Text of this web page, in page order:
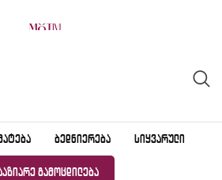
ᲑᲔᲓᲜᲘᲔᲠᲔᲑᲐ ᲡᲘᲧᲕᲐᲠᲣᲚᲘ
ᲒᲐᲛᲝᲪᲓᲘᲚᲔᲑᲐ